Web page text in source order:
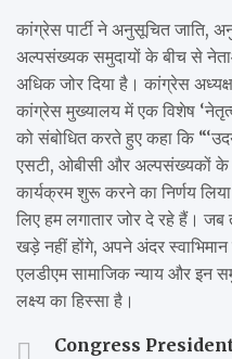
कांग्रेस पार्टी ने अनुसूचित जाति,
अल्पसंख्यक समुदायों के बीच से
अधिक जोर दिया है। कांग्रेस
कांग्रेस मुख्यालय में एक विशेष
को संबोधित करते हुए कहा कि
एसटी, ओबीसी और अल्पसंख्यकों के
कार्यक्रम शुरू करने का निर्णय
लिए हम लगातार जोर दे रहे हैं।
खड़े नहीं होंगे, अपने अंदर
एलडीएम सामाजिक न्याय और इन
लक्ष्य का हिस्सा है।
Congress